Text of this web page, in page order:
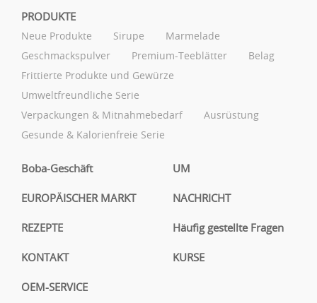
PRODUKTE
Neue Produkte Sirupe
Marmelade
Geschmackspulver
Premium-Teeblätter
Belag
Frittierte Produkte und Gewürze
Umweltfreundliche Serie
Verpackungen & Mitnahmebedarf
Ausrüstung
Gesunde & Kalorienfreie Serie
Boba-Geschäft UM
EUROPÄISCHER MARKT NACHRICHT
REZEPTE Häufig gestellte Fragen
KONTAKT KURSE
OEM-SERVICE